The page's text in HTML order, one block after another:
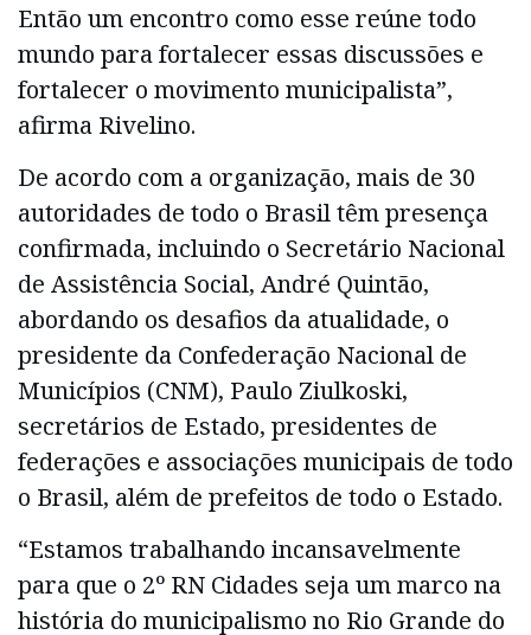
Então um encontro como esse reúne todo
mundo para fortalecer essas discussões e
fortalecer o movimento municipalista”,
afirma Rivelino.
De acordo com a organização, mais de 30
autoridades de todo o Brasil têm presença
confirmada, incluindo o Secretário Nacional
de Assistência Social, André Quintão,
abordando os desafios da atualidade, o
presidente da Confederação Nacional de
Municípios (CNM), Paulo Ziulkoski,
secretários de Estado, presidentes de
federações e associações municipais de todo
o Brasil, além de prefeitos de todo o Estado.
“Estamos trabalhando incansavelmente
para que o 2º RN Cidades seja um marco na
história do municipalismo no Rio Grande do